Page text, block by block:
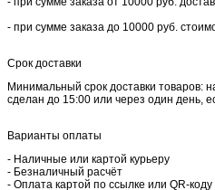
- при сумме заказа до 10000 руб.
Срок доставки
Минимальный срок доставки товаров:
сделан до 15:00 или через один день,
Варианты оплаты
- Наличные или картой курьеру
- Безналичный расчёт
- Оплата картой по ссылке или QR-коду